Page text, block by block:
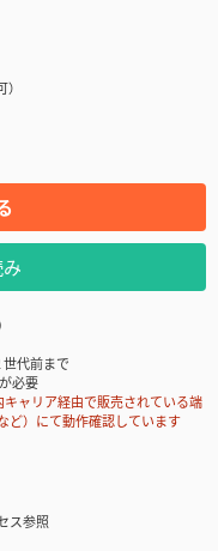
代前まで
必要
ャリア経由で販売されている端
ど）にて動作確認しています
ス参照